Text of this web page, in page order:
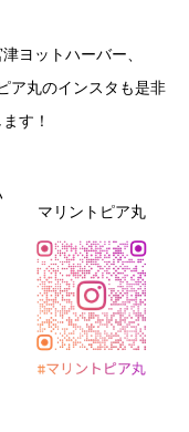
ヨットハーバー、
ア丸のインスタも是非
す！
マリントピア丸